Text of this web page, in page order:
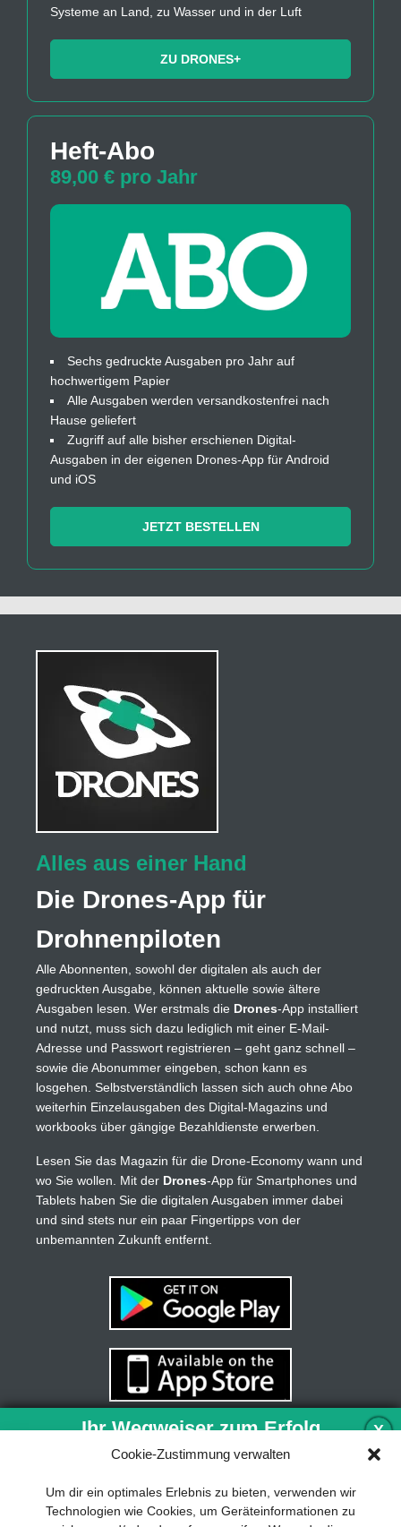
Cookie-Zustimmung verwalten
Um dir ein optimales Erlebnis zu bieten, verwenden wir
Technologien wie Cookies, um Geräteinformationen zu
Systeme an Land, zu Wasser und in der Luft
ZU DRONES+
Heft-Abo
89,00 € pro Jahr
Sechs gedruckte Ausgaben pro Jahr auf
hochwertigem Papier
Alle Ausgaben werden versandkostenfrei nach
Hause geliefert
Zugriff auf alle bisher erschienen Digital-
Ausgaben in der eigenen Drones-App für Android
und iOS
JETZT BESTELLEN
Alles aus einer Hand
Die Drones-App für
Drohnenpiloten
Alle Abonnenten, sowohl der digitalen als auch der
gedruckten Ausgabe, können aktuelle sowie ältere
Ausgaben lesen. Wer erstmals die Drones-App installiert
und nutzt, muss sich dazu lediglich mit einer E-Mail-
Adresse und Passwort registrieren – geht ganz schnell –
sowie die Abonummer eingeben, schon kann es
losgehen. Selbstverständlich lassen sich auch ohne Abo
weiterhin Einzelausgaben des Digital-Magazins und
workbooks über gängige Bezahldienste erwerben.
Lesen Sie das Magazin für die Drone-Economy wann und
wo Sie wollen. Mit der Drones-App für Smartphones und
Tablets haben Sie die digitalen Ausgaben immer dabei
und sind stets nur ein paar Fingertipps von der
unbemannten Zukunft entfernt.
X
Ihr Wegweiser zum Erfolg
nachhaltigen Geschäftsmodells sind für
jedes Unternehmen unverzichtbar. Das